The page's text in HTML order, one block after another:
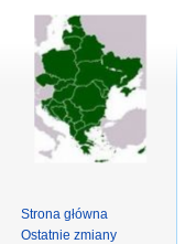
Strona główna
Ostatnie zmiany